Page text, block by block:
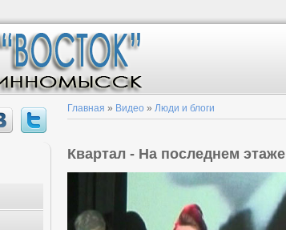
Главная » Видео » Люди и блоги
Квартал - На последнем этаже